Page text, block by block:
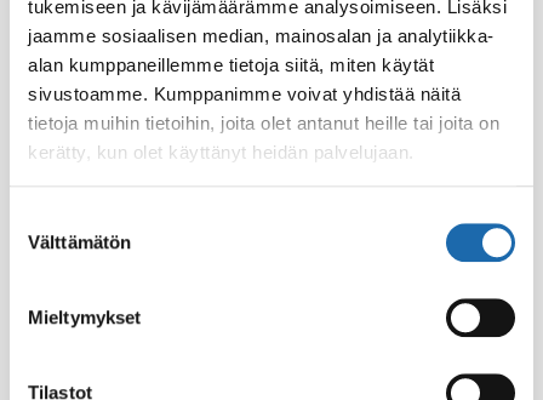
tukemiseen ja kävijämäärämme analysoimiseen. Lisäksi
jaamme sosiaalisen median, mainosalan ja analytiikka-
alan kumppaneillemme tietoja siitä, miten käytät
sivustoamme. Kumppanimme voivat yhdistää näitä
tietoja muihin tietoihin, joita olet antanut heille tai joita on
kerätty, kun olet käyttänyt heidän palvelujaan.
valinta
Välttämätön
Mieltymykset
Tilastot
8.00€
poreamme ja uima-
allasdesi 1000 ml